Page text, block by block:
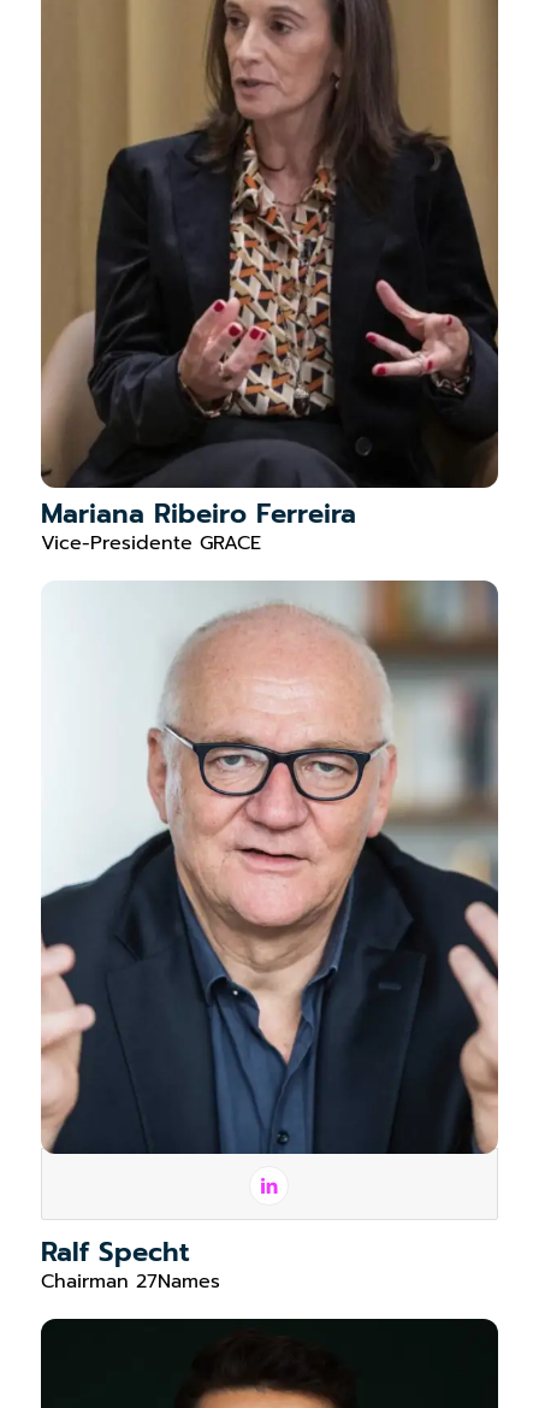
Mariana Ribeiro Ferreira
Vice-Presidente GRACE
Ralf Specht
Chairman 27Names